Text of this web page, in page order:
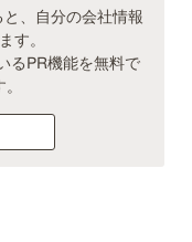
、自分の会社情報
す。
るPR機能を無料で